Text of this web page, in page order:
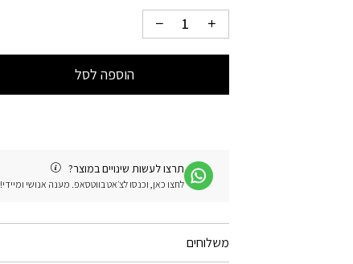
הוספה לסל
תרצו לעשות שינויים במוצר?
לחצו כאן, וכנסו לצ׳אט בווטסאפ. מענה אנושי ומיידי!
משלוחים